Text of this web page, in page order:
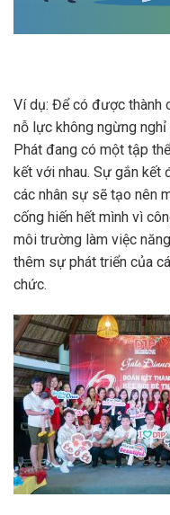
Ví dụ: Để có được thành
nỗ lực không ngừng
Phát đang có một tập
kết với nhau. Sự gắn
các nhân sự sẽ tạo nên
cống hiến hết mình vì
môi trường làm việc
thêm sự phát triển của
chức.